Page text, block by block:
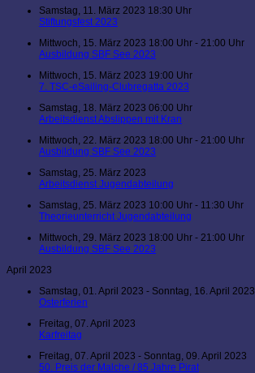
Samstag, 11. März 2023 18:30 Uhr
Stiftungsfest 2023
Mittwoch, 15. März 2023 18:00 Uhr - 21:00 Uhr
Ausbildung SBF See 2023
Mittwoch, 15. März 2023 19:00 Uhr
7. TSC-eSailing-Clubregatta 2023
Samstag, 18. März 2023 06:00 Uhr
Arbeitsdienst Abslippen mit Kran
Mittwoch, 22. März 2023 18:00 Uhr - 21:00 Uhr
Ausbildung SBF See 2023
Samstag, 25. März 2023
Arbeitsdienst Jugendabteilung
Samstag, 25. März 2023 10:00 Uhr - 11:30 Uhr
Theorieunterricht Jugendabteilung
Mittwoch, 29. März 2023 18:00 Uhr - 21:00 Uhr
Ausbildung SBF See 2023
April 2023
Samstag, 01. April 2023 - Sonntag, 16. April 2023
Osterferien
Freitag, 07. April 2023
Karfreitag
Freitag, 07. April 2023 - Sonntag, 09. April 2023
50. Preis der Malche / 85 Jahre Pirat